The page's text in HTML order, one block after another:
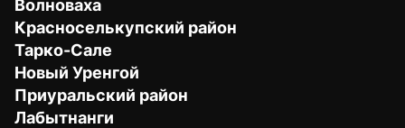
Волноваха
Красноселькупский район
Тарко-Сале
Новый Уренгой
Приуральский район
Лабытнанги